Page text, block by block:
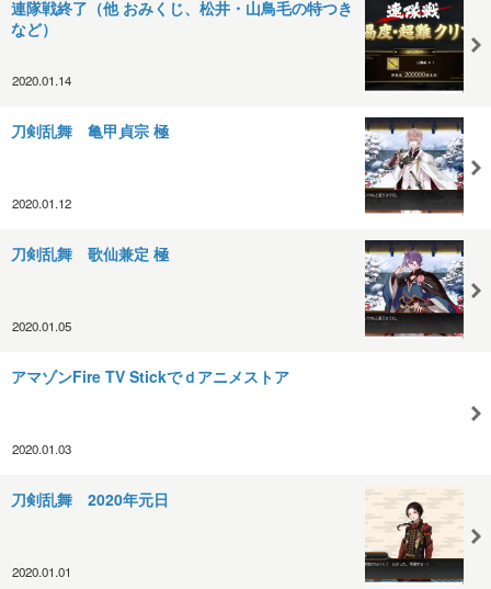
連隊戦終了（他 おみくじ、松井・山鳥毛の特つき
など）
2020.01.14
刀剣乱舞 亀甲貞宗 極
2020.01.12
刀剣乱舞 歌仙兼定 極
2020.01.05
アマゾンFire TV Stickでｄアニメストア
2020.01.03
刀剣乱舞 2020年元日
2020.01.01